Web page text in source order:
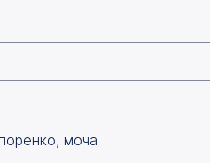
моча